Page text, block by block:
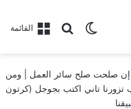
القائمةبحث عن
الوضع المظلم
إن صلحت صلح سائر العمل | ومن
تاني اكتب بجوجل (كرتون